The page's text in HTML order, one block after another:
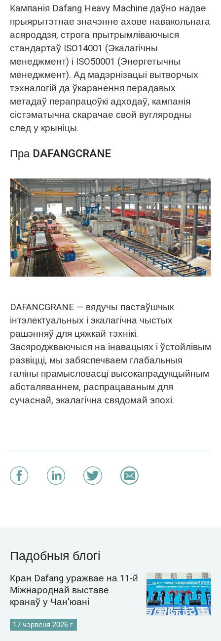
Кампанія Dafang Heavy Machine даўно надае
прыярытэтнае значэнне ахове навакольнага
асяроддзя, строга прытрымліваючыся
стандартаў ISO14001 (Экалагічны
менеджмент) і ISO50001 (Энергетычны
менеджмент). Ад мадэрнізацыі вытворчых
тэхналогій да ўкаранення перадавых
метадаў перапрацоўкі адходаў, кампанія
сістэматычна скарачае свой вугляродны
след у крыніцы.
Пра DAFANGCRANE
DAFANCGRANE — вядучы пастаўшчык
інтэлектуальных і экалагічна чыстых
рашэнняў для цяжкай тэхнікі.
Засяроджваючыся на інавацыях і ўстойлівым
развіцці, мы забяспечваем глабальныя
галіны прамысловасці высокапрадукцыйным
абсталяваннем, распрацаваным для
сучаснай, экалагічна свядомай эпохі.
Падобныя блогі
Кран Dafang уражвае на 11-й
Міжнароднай выставе
кранаў у Чан'юані
17 чэрвеня 2026 г.